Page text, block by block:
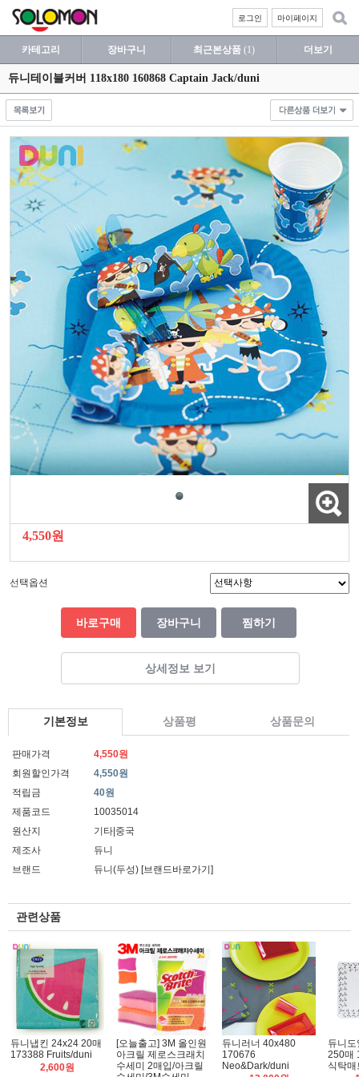
마이페이지
로그인
카테고리 장바구니 최근본상품 (1) 더보기
듀니테이블커버 118x180 160868 Captain Jack/duni
4,550원
선택옵션
바로구매 장바구니 찜하기
상세정보 보기
기본정보 상품평 상품문의
판매가격
4,550원
회원할인가격
4,550원
적립금
40원
제품코드
10035014
원산지
기타|중국
제조사
듀니
브랜드
듀니(두성) [브랜드바로가기]
관련상품
듀니냅킨 24x24 20매
173388 Fruits/duni
2,600원
[오늘출고] 3M 올인원
아크릴 제로스크래치
수세미 2매입/아크릴
듀니러너 40x480
170676
Neo&Dark/duni
듀니
250매
식탁